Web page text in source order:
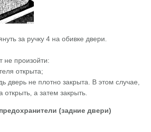
за ручку 4 на обивке двери.
не произойти:
открыта;
дверь не плотно закрыта. В этом случае,
открыть, а затем закрыть.
(задние двери)